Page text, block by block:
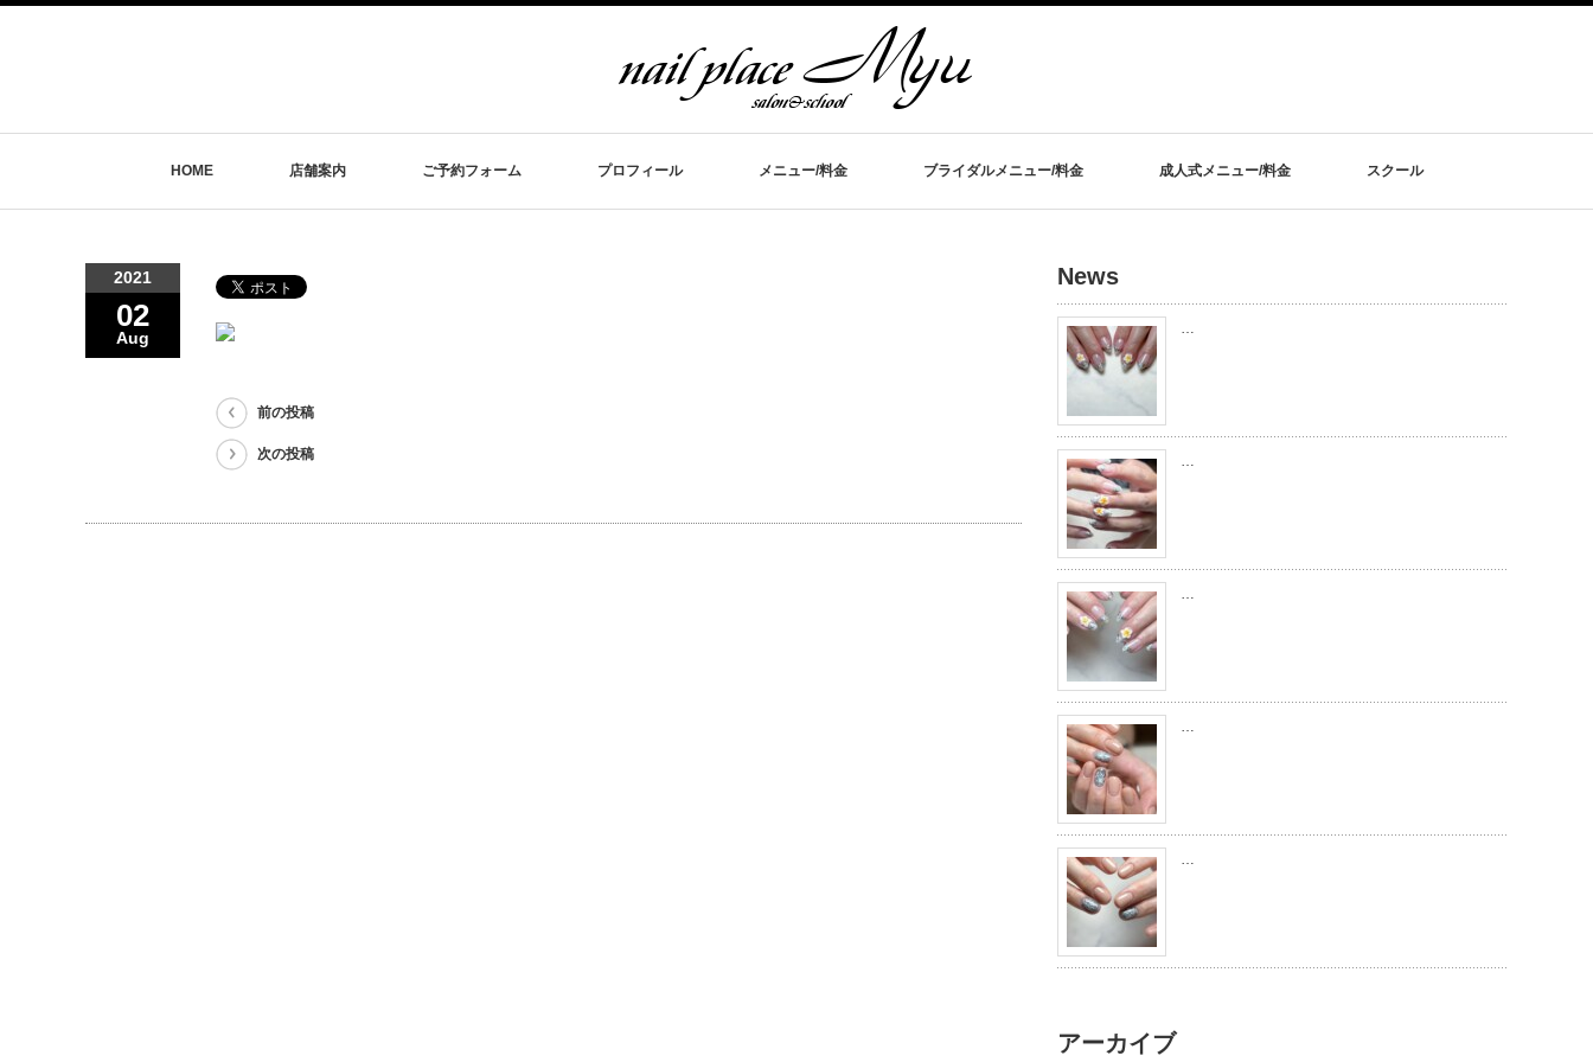
HOME 店舗案内 ご予約フォーム プロフィール メニュー/料金 ブライダルメニュー/料金 成人式メニュー/料金 スクール
2021
02
Aug
前の投稿
次の投稿
News
…
…
…
…
…
アーカイブ